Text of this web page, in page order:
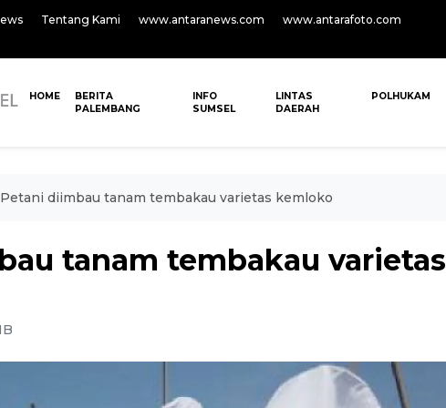
Tentang Kami www.antaranews.com
www.antarafoto.com
HOME
BERITA
PALEMBANG
INFO
SUMSEL
LINTAS
DAERAH
POLHUKAM
Petani diimbau tanam tembakau varietas kemloko
tanam tembakau varietas